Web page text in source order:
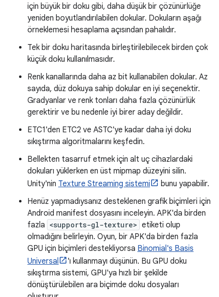
için büyük bir doku gibi, daha düşük bir çözünürlüğe
yeniden boyutlandırılabilen dokular. Dokuların aşağı
örneklemesi hesaplama açısından pahalıdır.
Tek bir doku haritasında birleştirilebilecek birden çok
küçük doku kullanılmasıdır.
Renk kanallarında daha az bit kullanabilen dokular. Az
sayıda, düz dokuya sahip dokular en iyi seçenektir.
Gradyanlar ve renk tonları daha fazla çözünürlük
gerektirir ve bu nedenle iyi birer aday değildir.
ETC1'den ETC2 ve ASTC'ye kadar daha iyi doku
sıkıştırma algoritmalarını keşfedin.
Bellekten tasarruf etmek için alt uç cihazlardaki
dokuları yüklerken en üst mipmap düzeyini silin.
Unity'nin Texture Streaming sistemi
bunu yapabilir.
Henüz yapmadıysanız desteklenen grafik biçimleri için
Android manifest dosyasını inceleyin. APK'da birden
fazla <supports-gl-texture> etiketi olup
olmadığını belirleyin. Oyun, bir APK'da birden fazla
GPU için biçimleri destekliyorsa Binomial's Basis
Universal
'ı kullanmayı düşünün. Bu GPU doku
sıkıştırma sistemi, GPU'ya hızlı bir şekilde
dönüştürülebilen ara biçimde doku dosyaları